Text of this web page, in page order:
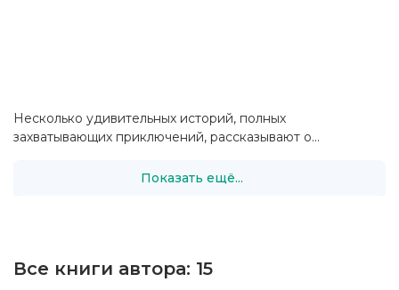
Несколько удивительных историй, полных
захватывающих приключений, рассказывают о...
Показать ещё...
Все книги автора: 15